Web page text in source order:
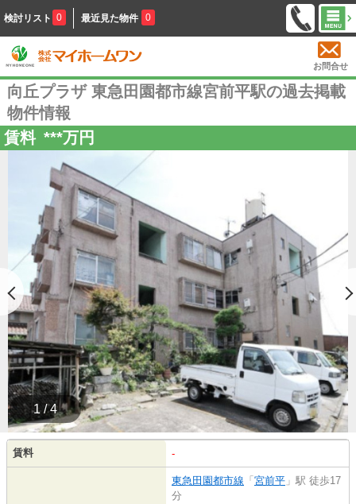
検討リスト 0 最近見た物件 0
お問合せ
向丘プラザ 東急田園都市線宮前平駅の過去掲載
物件情報
賃料 ***万円
1 / 4
賃料 -
東急田園都市線 「 宮前平 」駅 徒歩17
分